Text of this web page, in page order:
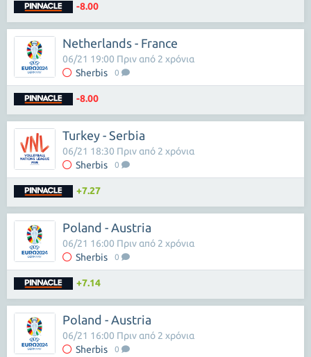
-8.00
Netherlands - France
Sherbis 0
06/21 19:00 Πριν από 2 χρόνια
-8.00
Turkey - Serbia
Sherbis 0
06/21 18:30 Πριν από 2 χρόνια
+7.27
Poland - Austria
Sherbis 0
06/21 16:00 Πριν από 2 χρόνια
+7.14
Poland - Austria
Sherbis 0
06/21 16:00 Πριν από 2 χρόνια